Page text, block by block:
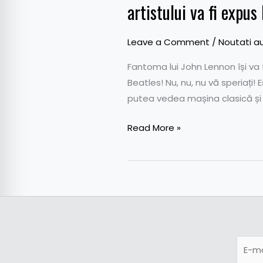
artistului va fi expus
Leave a Comment / Noutati
Fantoma lui John Lennon își
Beatles! Nu, nu, nu vă
putea vedea mașina clasică
la
Read More »